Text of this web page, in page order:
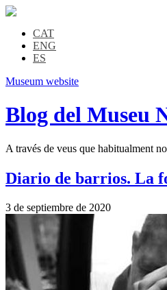
CAT
ENG
ES
Museum website
Blog del Museu
A través de veus que habitualment
Diario de barrios. La
3 de septiembre de 2020